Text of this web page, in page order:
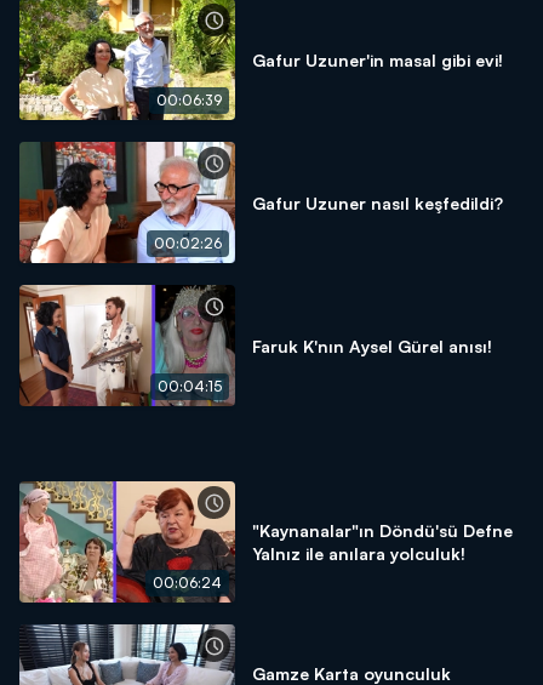
00:06:39
Gafur Uzuner'in masal gibi evi!
00:02:26
Gafur Uzuner nasıl keşfedildi?
00:04:15
Faruk K'nın Aysel Gürel anısı!
00:06:24
"Kaynanalar"ın Döndü'sü Defne
Yalnız ile anılara yolculuk!
Gamze Karta oyunculuk